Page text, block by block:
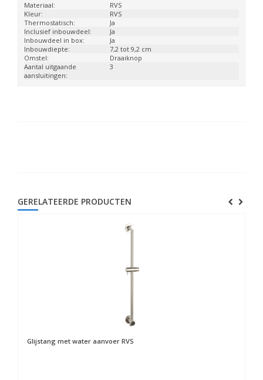
Materiaal:
RVS
Kleur:
RVS
Thermostatisch:
Ja
Inclusief inbouwdeel:
Ja
Inbouwdeel in box:
Ja
Inbouwdiepte:
7,2 tot 9,2 cm
Omstel:
Draaiknop
Aantal uitgaande
aansluitingen:
3
GERELATEERDE PRODUCTEN
Glijstang met water aanvoer RVS